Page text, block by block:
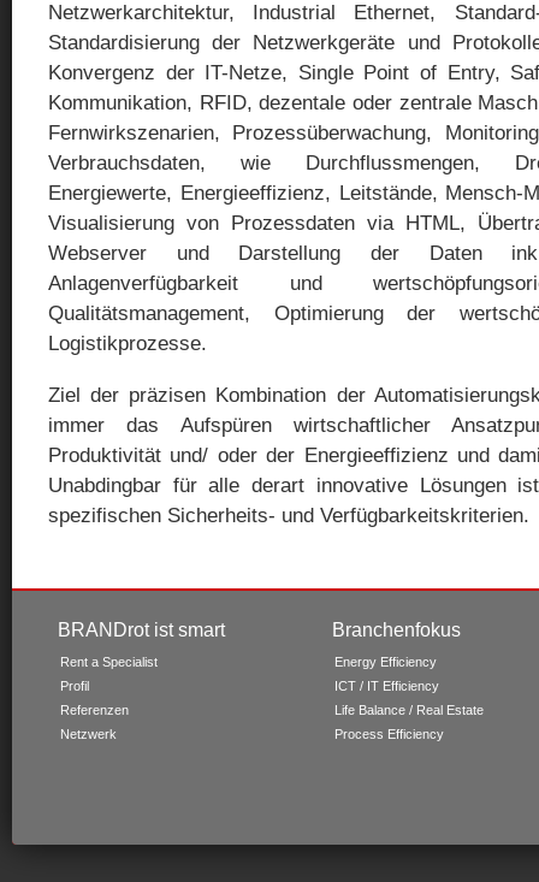
Netzwerkarchitektur, Industrial Ethernet,
Standardisierung der Netzwerkgeräte und
Konvergenz der IT-Netze, Single Point of Entry,
Kommunikation, RFID, dezentale oder zentrale
Fernwirkszenarien, Prozessüberwachung,
Verbrauchsdaten, wie Durchflussmengen,
Energiewerte, Energieeffizienz, Leitstände, Mensch-
Visualisierung von Prozessdaten via HTML,
Webserver und Darstellung der Daten
Anlagenverfügbarkeit und
Qualitätsmanagement, Optimierung der
Logistikprozesse.
Ziel der präzisen Kombination der
immer das Aufspüren wirtschaftlicher
Produktivität und/ oder der Energieeffizienz und
Unabdingbar für alle derart innovative Lösungen
spezifischen Sicherheits- und Verfügbarkeitskriterien.
BRANDrot ist smart
Rent a Specialist
Profil
Referenzen
Netzwerk
Branchenfokus
Energy Efficiency
ICT / IT Efficiency
Life Balance / Real Estate
Process Efficiency